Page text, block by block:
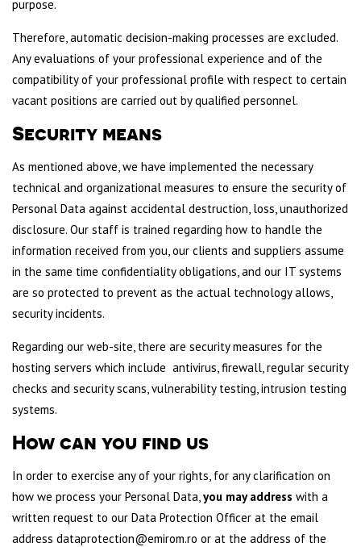
purpose.
Therefore, automatic decision-making processes are excluded.
Any evaluations of your professional experience and of the
compatibility of your professional profile with respect to certain
vacant positions are carried out by qualified personnel.
Security means
As mentioned above, we have implemented the necessary
technical and organizational measures to ensure the security of
Personal Data against accidental destruction, loss, unauthorized
disclosure. Our staff is trained regarding how to handle the
information received from you, our clients and suppliers assume
in the same time confidentiality obligations, and our IT systems
are so protected to prevent as the actual technology allows,
security incidents.
Regarding our web-site, there are security measures for the
hosting servers which include antivirus, firewall, regular security
checks and security scans, vulnerability testing, intrusion testing
systems.
How can you find us
In order to exercise any of your rights, for any clarification on
how we process your Personal Data,you may address with a
written request to our Data Protection Officer at the email
address dataprotection@emirom.ro or at the address of the